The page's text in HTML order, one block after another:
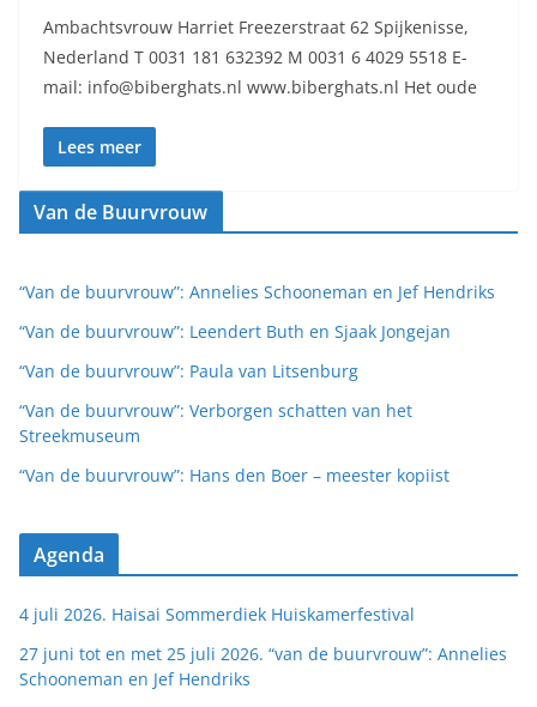
Ambachtsvrouw Harriet Freezerstraat 62 Spijkenisse,
Nederland T 0031 181 632392 M 0031 6 4029 5518 E-
mail: info@biberghats.nl www.biberghats.nl Het oude
Lees meer
Van de Buurvrouw
“Van de buurvrouw”: Annelies Schooneman en Jef Hendriks
“Van de buurvrouw”: Leendert Buth en Sjaak Jongejan
“Van de buurvrouw”: Paula van Litsenburg
“Van de buurvrouw”: Verborgen schatten van het
Streekmuseum
“Van de buurvrouw”: Hans den Boer – meester kopiist
Agenda
4 juli 2026. Haisai Sommerdiek Huiskamerfestival
27 juni tot en met 25 juli 2026. “van de buurvrouw”: Annelies
Schooneman en Jef Hendriks